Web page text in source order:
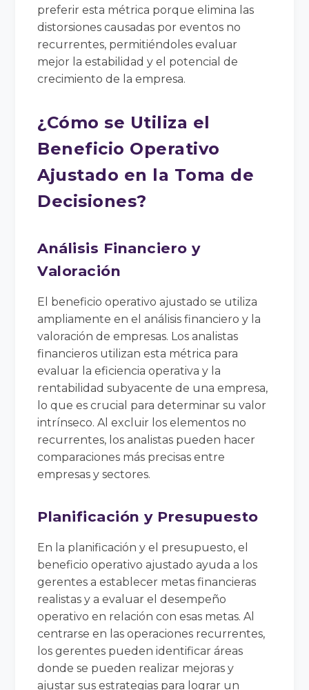
preferir esta métrica porque elimina las
distorsiones causadas por eventos no
recurrentes, permitiéndoles evaluar
mejor la estabilidad y el potencial de
crecimiento de la empresa.
¿Cómo se Utiliza el
Beneficio Operativo
Ajustado en la Toma de
Decisiones?
Análisis Financiero y
Valoración
El beneficio operativo ajustado se utiliza
ampliamente en el análisis financiero y la
valoración de empresas. Los analistas
financieros utilizan esta métrica para
evaluar la eficiencia operativa y la
rentabilidad subyacente de una empresa,
lo que es crucial para determinar su valor
intrínseco. Al excluir los elementos no
recurrentes, los analistas pueden hacer
comparaciones más precisas entre
empresas y sectores.
Planificación y Presupuesto
En la planificación y el presupuesto, el
beneficio operativo ajustado ayuda a los
gerentes a establecer metas financieras
realistas y a evaluar el desempeño
operativo en relación con esas metas. Al
centrarse en las operaciones recurrentes,
los gerentes pueden identificar áreas
donde se pueden realizar mejoras y
ajustar sus estrategias para lograr un